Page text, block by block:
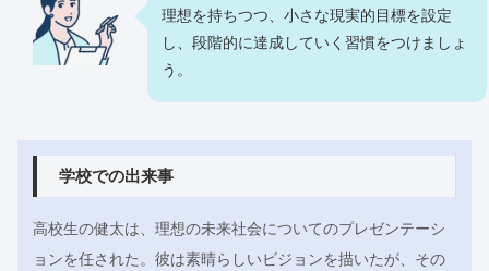
理想を持ちつつ、小さな現実的目標を設定
し、段階的に達成していく習慣をつけましょ
う。
学校での出来事
高校生の健太は、理想の未来社会についてのプレゼンテーシ
ョンを任された。彼は素晴らしいビジョンを描いたが、その